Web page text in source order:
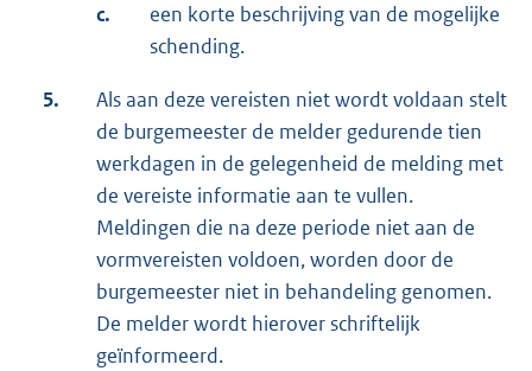
c.
een korte beschrijving van de mogelijke
schending.
5.
Als aan deze vereisten niet wordt voldaan stelt
de burgemeester de melder gedurende tien
werkdagen in de gelegenheid de melding met
de vereiste informatie aan te vullen.
Meldingen die na deze periode niet aan de
vormvereisten voldoen, worden door de
burgemeester niet in behandeling genomen.
De melder wordt hierover schriftelijk
geïnformeerd.